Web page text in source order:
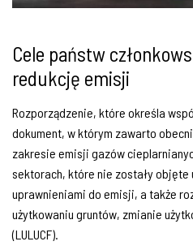
Cele państw
redukcję emisji
Rozporządzenie, które określa
dokument, w którym zawarto
zakresie emisji gazów
sektorach, które nie zostały objęte
uprawnieniami do emisji, a także
użytkowaniu gruntów, zmianie
(LULUCF).